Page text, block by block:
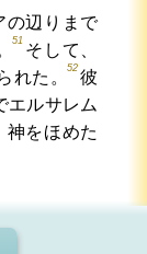
の辺りまで
51
そして、
れた。
52
彼
エルサレム
神をほめた